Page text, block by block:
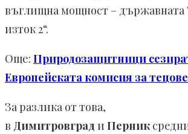
въглищна мощност –
изток 2“.
Още: Природозащитници
Европейската комисия за
За разлика от това,
в Димитровград и Перник